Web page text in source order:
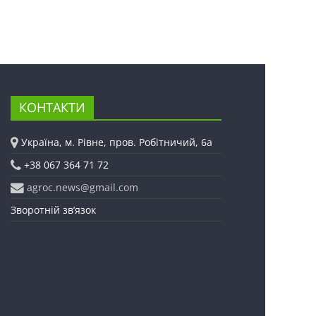
КОНТАКТИ
Україна, м. Рівне, пров. Робітничий, 6а
+38 067 364 71 72
agroc.news@gmail.com
Зворотній зв’язок